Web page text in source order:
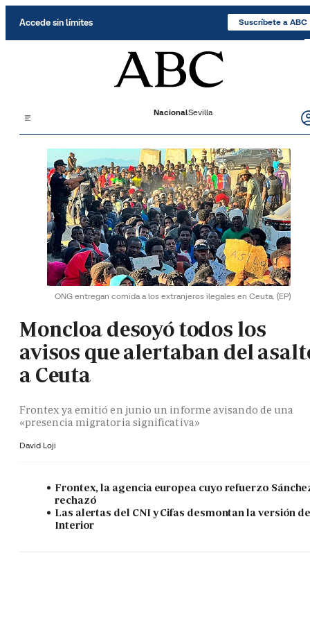
Accede sin límites Suscríbete a ABC
NacionalSevilla
ONG entregan comida a los extranjeros ilegales en Ceuta. (EP)
Moncloa desoyó todos los
avisos que alertaban del
a Ceuta
Frontex ya emitió en junio un informe avisando de una
«presencia migratoria significativa»
David Loji
Frontex, la agencia europea cuyo refuerzo
rechazó
Las alertas del CNI y Cifas desmontan la versión
Interior